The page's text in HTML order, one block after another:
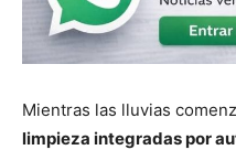
Mientras las lluvias
limpieza integradas por